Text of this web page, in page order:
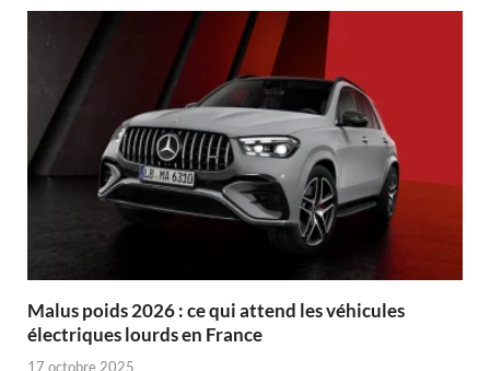
Malus poids 2026 : ce qui attend les véhicules
électriques lourds en France
17 octobre 2025